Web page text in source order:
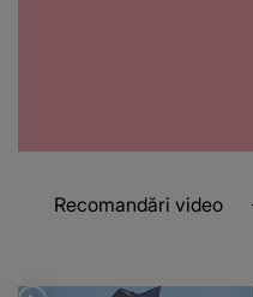
Recomandări video